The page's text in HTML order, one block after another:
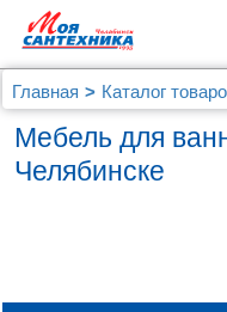
Главная Каталог
Мебель для
Челябинске